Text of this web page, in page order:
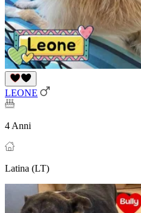
LEONE
4 Anni
Latina (LT)